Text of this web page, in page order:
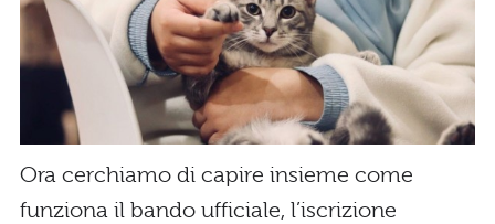
Ora cerchiamo di capire insieme come
funziona il bando ufficiale, l’iscrizione